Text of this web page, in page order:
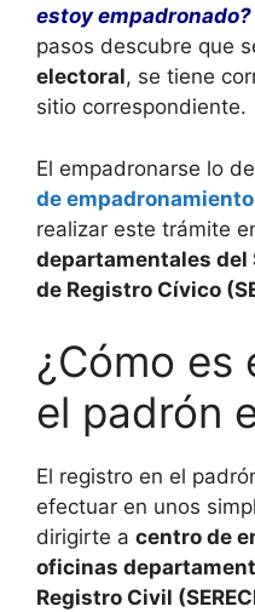
estoy empadronado?
pasos descubre que
electoral, se tiene
sitio correspondiente.
El empadronarse lo
de empadronamiento
realizar este trámite
departamentales del
de Registro Cívico
¿Cómo es
el padrón
El registro en el
efectuar en unos
dirigirte a centro de
oficinas
Registro Civil